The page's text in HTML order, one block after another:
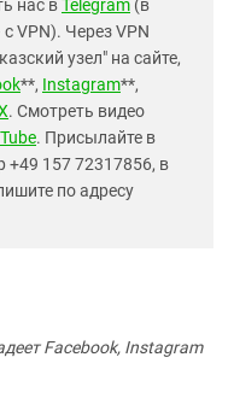
нас в Telegram (в
VPN). Через VPN
узел" на сайте,
**, Instagram**,
. Смотреть видео
. Присылайте в
+49 157 72317856, в
по адресу
Facebook, Instagram